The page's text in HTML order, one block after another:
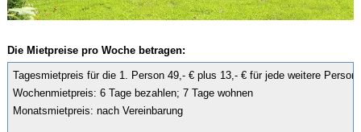
Die Mietpreise pro Woche betragen:
Tagesmietpreis für die 1. Person 49,- € plus 13,- € für jede weitere
Wochenmietpreis: 6 Tage bezahlen; 7 Tage wohnen
Monatsmietpreis: nach Vereinbarung